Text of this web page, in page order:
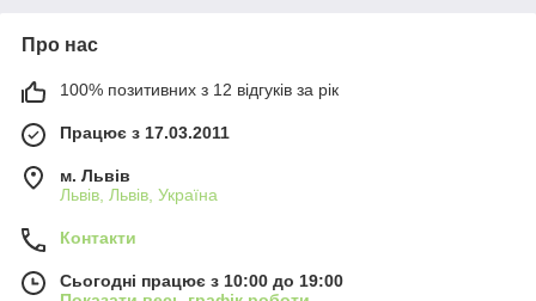
Про нас
100% позитивних з 12 відгуків за рік
Працює з 17.03.2011
м. Львів
Львів, Львів, Україна
Контакти
Сьогодні працює з 10:00 до 19:00